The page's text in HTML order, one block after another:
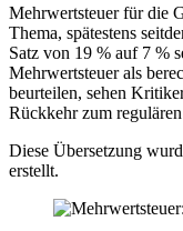
Mehrwertsteuer für die
Thema, spätestens
Satz von 19 % auf 7 %
Mehrwertsteuer als
beurteilen, sehen
Rückkehr zum regulären
Diese Übersetzung
erstellt.